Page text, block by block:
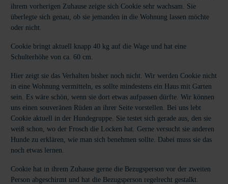
ihrem vorherigen Zuhause zeigte sich Cookie sehr wachsam. Sie
überlegte sich genau, ob sie jemanden in die Wohnung lassen möchte
oder nicht.
Cookie bringt aktuell knapp 40 kg auf die Wage und hat eine
Schulterhöhe von ca. 60 cm.
Hier zeigt sie das Verhalten bisher noch nicht. Wir werden Cookie nicht
in eine Wohnung vermitteln, es sollte mindestens ein Haus mit Garten
sein. Es wäre schön, wenn sie dort etwas aufpassen dürfte. Wir können
uns einen souveränen Rüden an ihrer Seite vorstellen. Bei uns lebt
Cookie aktuell in der Hundegruppe. Sie testet sich gerade aus, den sie
weiß schon, wo der Frosch die Locken hat. Gerne versucht sie anderen
Hunde zu erklären, wie man sich benehmen sollte. Dabei muss sie das
noch etwas lernen.
Cookie hat in ihrem Zuhause gerne die Bezugsperson vor der zweiten
Person abgeschirmt und hat die Bezugsperson regelrecht gestalkt.